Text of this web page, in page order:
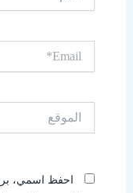
احفظ اسمي،